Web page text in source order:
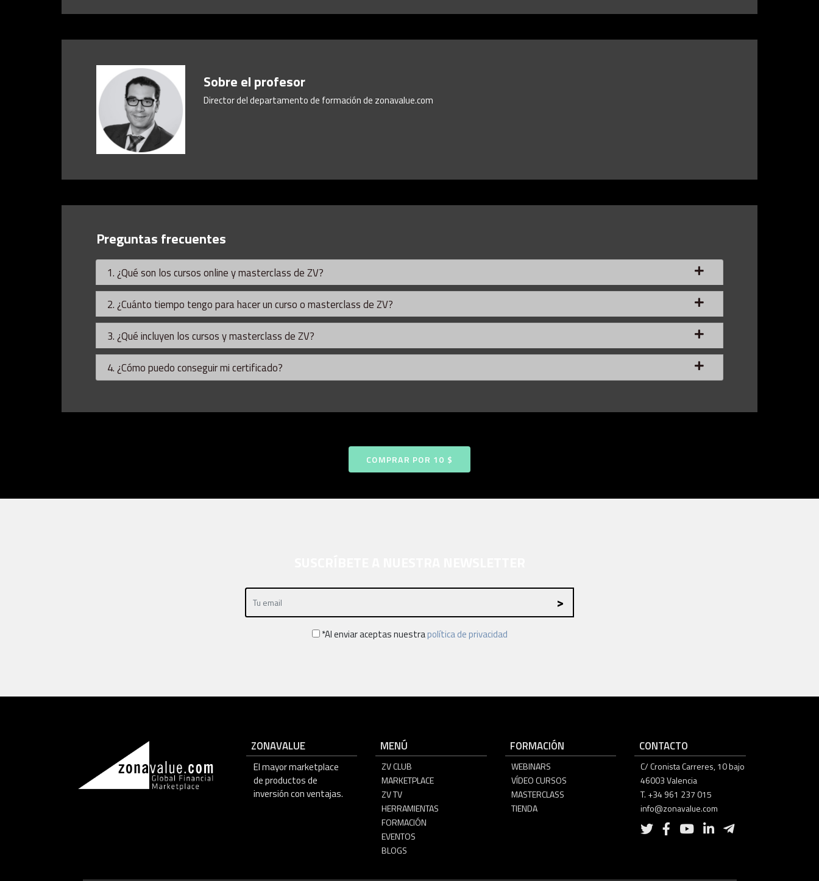
Sobre el profesor
Director del departamento de formación de zonavalue.com
Preguntas frecuentes
1. ¿Qué son los cursos online y masterclass de ZV?
2. ¿Cuánto tiempo tengo para hacer un curso o masterclass de ZV?
3. ¿Qué incluyen los cursos y masterclass de ZV?
4. ¿Cómo puedo conseguir mi certificado?
COMPRAR POR 10 $
*Al enviar aceptas nuestrapolítica de privacidad
ZONAVALUE
El mayor marketplace
de productos de
inversión con ventajas.
MENÚ
ZV CLUB
MARKETPLACE
ZV TV
HERRAMIENTAS
FORMACIÓN
EVENTOS
BLOGS
FORMACIÓN
WEBINARS
VÍDEO CURSOS
MASTERCLASS
TIENDA
CONTACTO
C/ Cronista Carreres, 10 bajo
46003 Valencia
T. +34 961 237 015
info@zonavalue.com